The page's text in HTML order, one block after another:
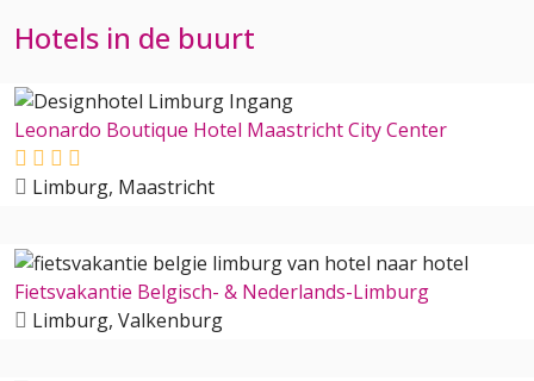
Hotels in de buurt
Leonardo Boutique Hotel Maastricht City Center
Limburg, Maastricht
Fietsvakantie Belgisch- & Nederlands-Limburg
Limburg, Valkenburg